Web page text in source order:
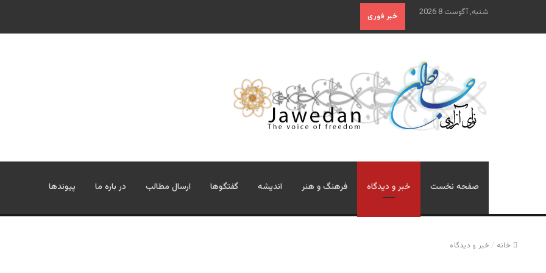
شنبه, آگوست 8 2026 خبر فوری
صفحه نخست خبر و دیدگاه فرهنگ و هنر اندیشه گفتگوها ارسال مطالب در باره ما پیوندها
خانه /خبر و دیدگاه